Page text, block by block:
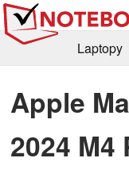
Laptopy
Apple
2024 M4